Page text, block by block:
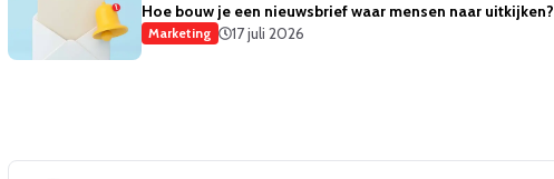
Hoe bouw je een nieuwsbrief waar mensen naar uitkijken?
Marketing 17 juli 2026